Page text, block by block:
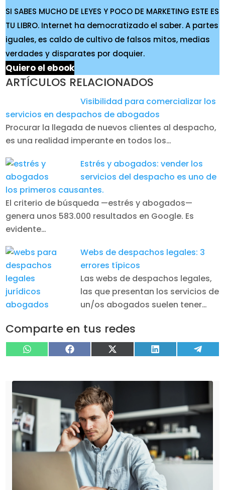
SI SABES MUCHO DE LEYES Y POCO DE MARKETING ESTE ES
TU LIBRO. Internet ha democratizado el saber. A partes
iguales, es caldo de cultivo de falsos mitos, medias
verdades y disparates por doquier.
Quiero el ebook
ARTÍCULOS RELACIONADOS
Visibilidad para comercializar los
servicios en despachos de abogados
Procurar la llegada de nuevos clientes al despacho,
es una realidad imperante en todos los…
Estrés y abogados: vender los
servicios del despacho es uno de
los primeros causantes.
El criterio de búsqueda —estrés y abogados—
genera unos 583.000 resultados en Google. Es
evidente…
Webs de despachos legales: 3
errores típicos
Las webs de despachos legales,
las que presentan los servicios de
un/os abogados suelen tener…
Comparte en tus redes
Compartir
en
WhatsAppCompartir
en
FacebookCompartir
en
X Compartir
en
LinkedIn
en